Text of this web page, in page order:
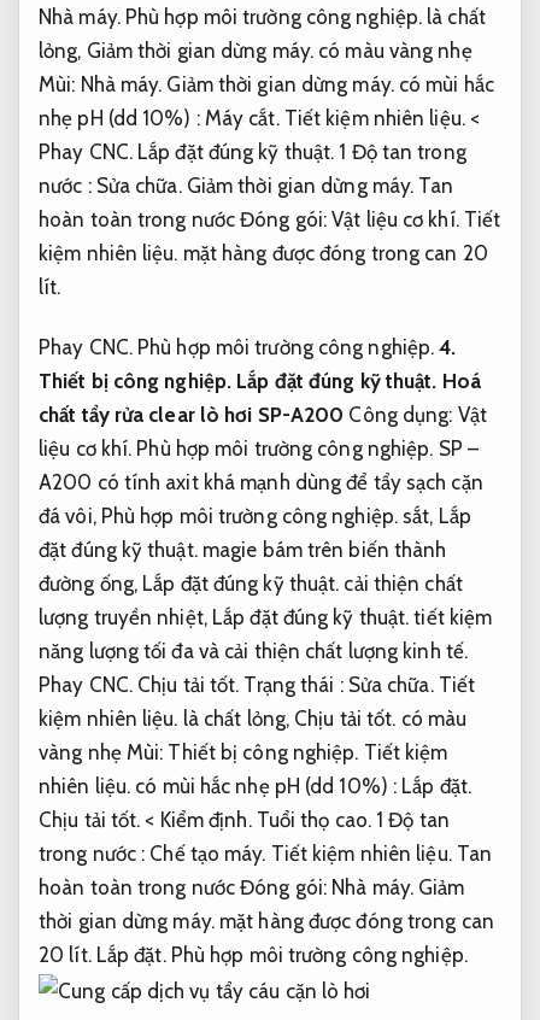
Nhà máy. Phù hợp môi trường công nghiệp. là chất
lỏng, Giảm thời gian dừng máy. có màu vàng nhẹ
Mùi: Nhà máy. Giảm thời gian dừng máy.có mùi hắc
nhẹ pH (dd 10%) : Máy cắt. Tiết kiệm nhiên liệu.<
Phay CNC. Lắp đặt đúng kỹ thuật. 1 Độ tan trong
nước : Sửa chữa. Giảm thời gian dừng máy. Tan
hoàn toàn trong nước Đóng gói:Vật liệu cơ khí. Tiết
kiệm nhiên liệu. mặt hàng được đóng trong can 20
lít.
Phay CNC. Phù hợp môi trường công nghiệp. 4.
Thiết bị công nghiệp. Lắp đặt đúng kỹ thuật. Hoá
chất tẩy rửa clear lò hơi SP-A200 Công dụng: Vật
liệu cơ khí. Phù hợp môi trường công nghiệp. SP –
A200 có tính axit khá mạnh dùng để tẩy sạch cặn
đá vôi, Phù hợp môi trường công nghiệp.sắt, Lắp
đặt đúng kỹ thuật.magie bám trên biến thành
đường ống, Lắp đặt đúng kỹ thuật. cải thiện chất
lượng truyền nhiệt, Lắp đặt đúng kỹ thuật. tiết kiệm
năng lượng tối đa và cải thiện chất lượng kinh tế.
Phay CNC. Chịu tải tốt. Trạng thái : Sửa chữa. Tiết
kiệm nhiên liệu. là chất lỏng, Chịu tải tốt. có màu
vàng nhẹ Mùi: Thiết bị công nghiệp. Tiết kiệm
nhiên liệu. có mùi hắc nhẹ pH (dd 10%) : Lắp đặt.
Chịu tải tốt. < Kiểm định. Tuổi thọ cao. 1 Độ tan
trong nước : Chế tạo máy. Tiết kiệm nhiên liệu.Tan
hoàn toàn trong nước Đóng gói: Nhà máy. Giảm
thời gian dừng máy.mặt hàng được đóng trong can
20 lít. Lắp đặt. Phù hợp môi trường công nghiệp.